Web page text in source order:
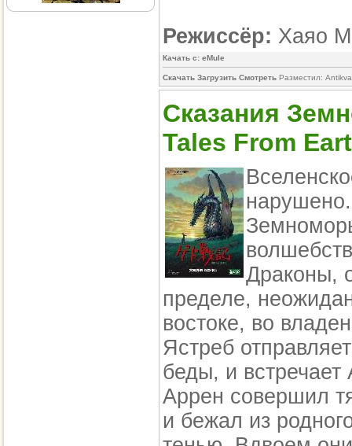
Режиссёр: Хаяо
Качать с: eMule
Скачать Загрузить Смотреть Разместил:
Сказания
Tales From
Драконы,
пределе,
востоке, во
Ястреб
беды, и
Аррен совершил
и бежал из